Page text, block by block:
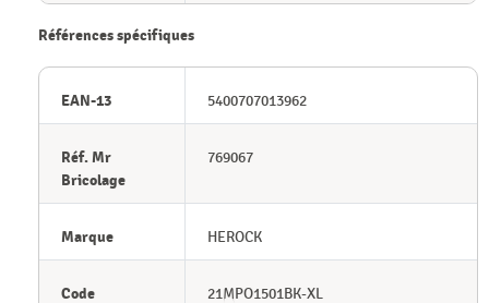
Références spécifiques
EAN-13 5400707013962
Réf. Mr
Bricolage
769067
Marque HEROCK
Code
21MPO1501BK-XL